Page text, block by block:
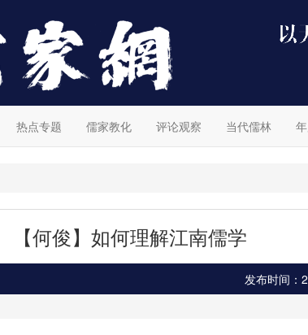
热点专题 儒家教化 评论观察 当代儒林
【何俊】如何理解江南儒学
发布时间：